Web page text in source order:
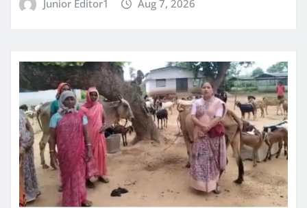
Junior Editor1 Aug 7, 2026